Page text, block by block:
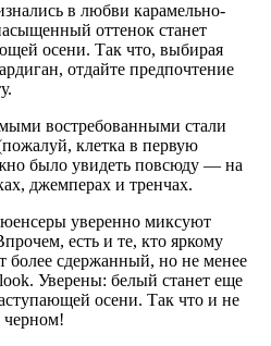
в любви карамельно-
оттенок станет
осени. Так что, выбирая
отдайте предпочтение
востребованными стали
клетка в первую
было увидеть повсюду — на
джемперах и тренчах.
уверенно миксуют
есть и те, кто яркому
более сдержанный, но не менее
Уверены: белый станет еще
осени. Так что и не
черном!